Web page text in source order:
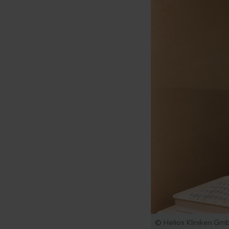
© Helios Kliniken